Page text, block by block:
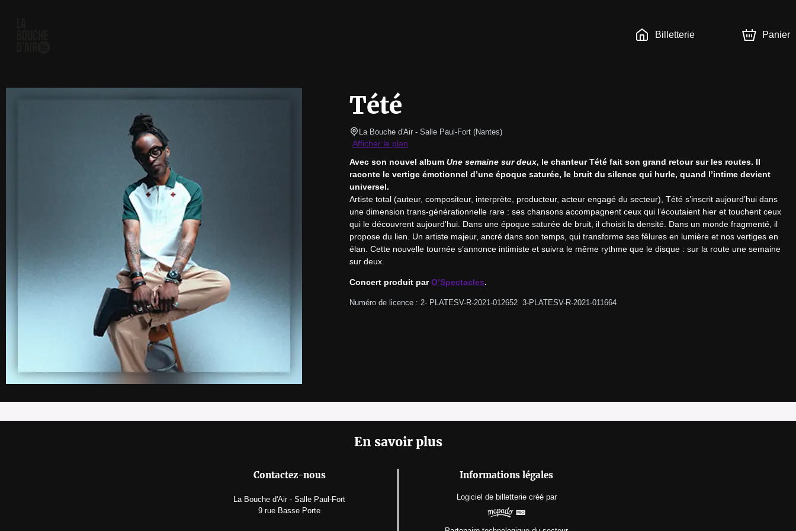
Billetterie Panier
Tété
La Bouche d'Air - Salle Paul-Fort (Nantes)
Afficher le plan
Avec son nouvel album Une semaine sur deux, le chanteur Tété fait son grand retour sur les routes. Il
raconte le vertige émotionnel d’une époque saturée, le bruit du silence qui hurle, quand l’intime devient
universel.
Artiste total (auteur, compositeur, interprète, producteur, acteur engagé du secteur), Tété s’inscrit aujourd’hui dans
une dimension trans-générationnelle rare : ses chansons accompagnent ceux qui l’écoutaient hier et touchent ceux
qui le découvrent aujourd’hui. Dans une époque saturée de bruit, il choisit la densité. Dans un monde fragmenté, il
propose du lien. Un artiste majeur, ancré dans son temps, qui transforme ses fêlures en lumière et nos vertiges en
élan. Cette nouvelle tournée s’annonce intimiste et suivra le même rythme que le disque : sur la route une semaine
sur deux.
Concert produit par O’Spectacles.
Numéro de licence : 2- PLATESV-R-2021-012652  3-PLATESV-R-2021-011664
En savoir plus
Contactez-nous
La Bouche d'Air - Salle Paul-Fort
9 rue Basse Porte
Informations légales
Logiciel de billetterie créé par